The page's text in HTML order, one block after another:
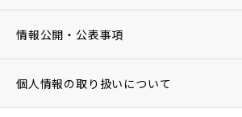
情報公開・公表事項
個人情報の取り扱いについて